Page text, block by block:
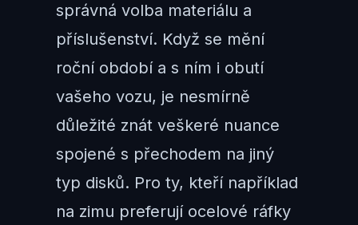
správná volba materiálu a
příslušenství. Když se mění
roční období a s ním i obutí
vašeho vozu, je nesmírně
důležité znát veškeré nuance
spojené s přechodem na jiný
typ disků. Pro ty, kteří například
na zimu preferují ocelové ráfky